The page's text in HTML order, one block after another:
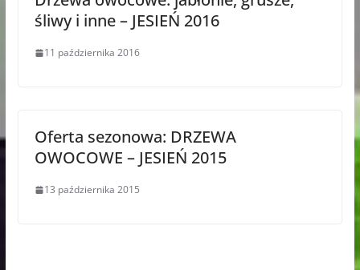
śliwy i inne – JESIEŃ 2016
11 października 2016
Oferta sezonowa: DRZEWA
OWOCOWE – JESIEŃ 2015
13 października 2015